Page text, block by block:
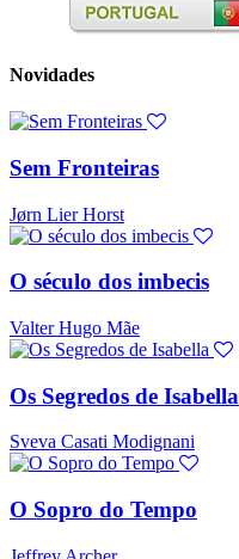
Novidades
Sem Fronteiras
Jørn Lier Horst
O século dos imbecis
Valter Hugo Mãe
Os Segredos de Isabella
Sveva Casati Modignani
O Sopro do Tempo